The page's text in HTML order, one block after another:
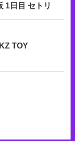
1日目 セトリ
TOY